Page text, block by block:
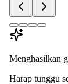
Menghasilkan
Harap tunggu